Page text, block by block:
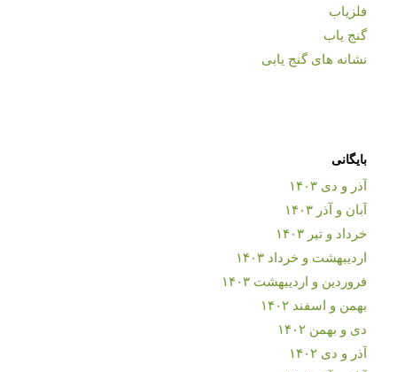
فلزیاب
گنج یاب
نشانه های گنج یابی
بایگانی
آذر و دی ۱۴۰۳
آبان و آذر ۱۴۰۳
خرداد و تیر ۱۴۰۳
اردیبهشت و خرداد ۱۴۰۳
فروردین و اردیبهشت ۱۴۰۳
بهمن و اسفند ۱۴۰۲
دی و بهمن ۱۴۰۲
آذر و دی ۱۴۰۲